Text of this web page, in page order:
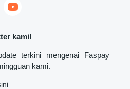
kami!
terkini mengenai Faspay
kami.